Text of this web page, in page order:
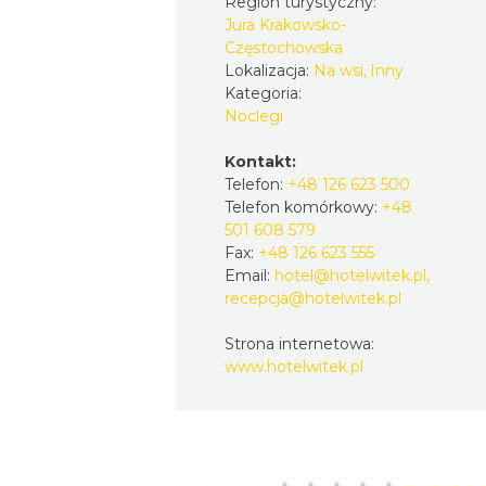
Jura Krakowsko-
Częstochowska
Lokalizacja: Na wsi, Inny
Kategoria:
Noclegi
Kontakt:
Telefon: +48 126 623 500
Telefon komórkowy: +48
501 608 579
Fax: +48 126 623 555
Email: hotel@hotelwitek.pl,
recepcja@hotelwitek.pl
Strona internetowa:
www.hotelwitek.pl